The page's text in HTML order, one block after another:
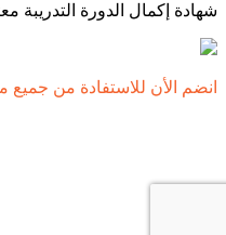
شهادة إكمال الدورة التدريبة
انضم الأن للاستفادة من جميع